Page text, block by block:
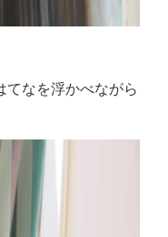
てなを浮かべながら